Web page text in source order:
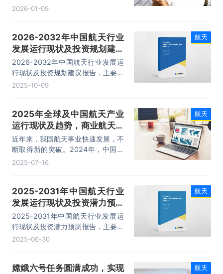
制造中心，建成后将具备年产25发
2026-01-09
2026-2032年中国航天行业
发展运行现状及投资规划建议
报告
2026-2032年中国航天行业发展运
行现状及投资规划建议报告，主要包
括行业竞争形势及策略、重点企业经
2025-10-09
航天
2025年全球及中国航天产业
运行现状及趋势，商业航天快
速发展，需求增长迅猛「图」
近年来，我国航天事业快速发展，不
断取得新的突破。2024年，中国航
天发射活动呈现出蓬勃发展的新态
创记录，其中66发成功，2发失败，
成功率约97%。航天事业的进展标志
着我国技术水平和综合国力的提升。
2025-07-16
航天
2025-2031年中国航天行业
发展运行现状及投资潜力预测
报告
2025-2031年中国航天行业发展运
行现状及投资潜力预测报告，主要包
括行业竞争形势及策略、重点企业经
2025-06-30
航天
嫦娥六号任务圆满成功，实现 航天